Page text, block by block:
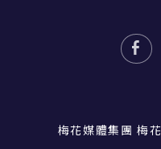
梅花媒體集團 梅